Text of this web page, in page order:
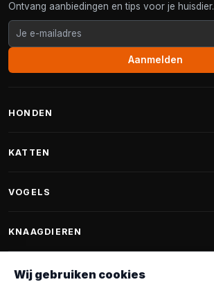
Ontvang aanbiedingen en tips voor je huisdier.
Aanmelden
HONDEN
Fantail hondenmanden
Hondenspeelgoed
KATTEN
Krabpalen voor Maine Coon
VOGELS
Vogelvoer binnenvogels
Voederhuisjes
KNAAGDIEREN
Wij gebruiken cookies